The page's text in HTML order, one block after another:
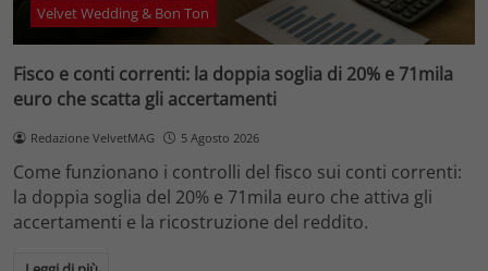
Velvet Wedding & Bon Ton
Fisco e conti correnti: la doppia soglia di 20% e 71mila
euro che scatta gli accertamenti
Redazione VelvetMAG 5 Agosto 2026
Come funzionano i controlli del fisco sui conti correnti:
la doppia soglia del 20% e 71mila euro che attiva gli
accertamenti e la ricostruzione del reddito.